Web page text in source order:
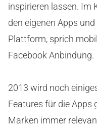
inspirieren lassen. Im
den eigenen Apps
Plattform, sprich
Facebook Anbindung.
2013 wird noch
Features für die Apps
Marken immer